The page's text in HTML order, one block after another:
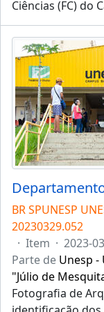
Ciências (FC) do
BR SPUNESP
20230329.052
· Item · 2023-
Parte de Unesp -
"Júlio de
Fotografia de